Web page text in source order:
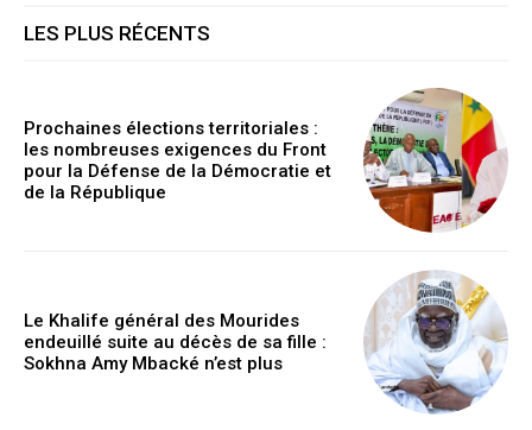
LES PLUS RÉCENTS
Prochaines élections territoriales :
les nombreuses exigences du Front
pour la Défense de la Démocratie et
de la République
Le Khalife général des Mourides
endeuillé suite au décès de sa fille :
Sokhna Amy Mbacké n’est plus